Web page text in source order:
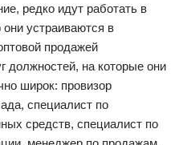
редко идут работать в
устраиваются в
продажей
должностей, на которые они
широк: провизор
специалист по
средств, специалист по